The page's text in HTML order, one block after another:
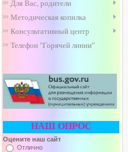
Для Вас, родители
Методическая копилка
Консультативный центр
Телефон "Горячей линии"
НАШ ОПРОС
Оцените наш сайт
Отлично